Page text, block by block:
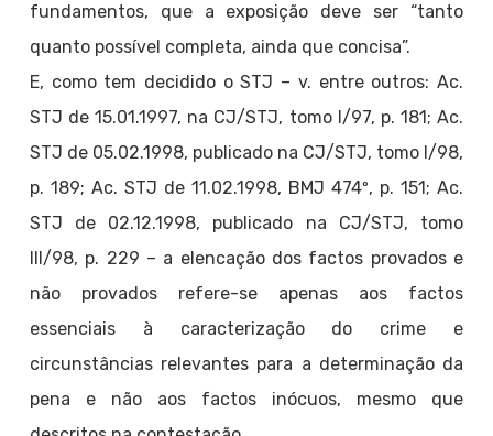
fundamentos, que a exposição deve ser “tanto
quanto possível completa, ainda que concisa”.
E, como tem decidido o STJ – v. entre outros: Ac.
STJ de 15.01.1997, na CJ/STJ, tomo I/97, p. 181; Ac.
STJ de 05.02.1998, publicado na CJ/STJ, tomo I/98,
p. 189; Ac. STJ de 11.02.1998, BMJ 474º, p. 151; Ac.
STJ de 02.12.1998, publicado na CJ/STJ, tomo
III/98, p. 229 – a elencação dos factos provados e
não provados refere-se apenas aos factos
essenciais à caracterização do crime e
circunstâncias relevantes para a determinação da
pena e não aos factos inócuos, mesmo que